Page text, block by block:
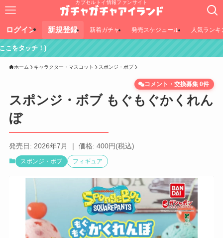
カプセルトイ情報ファンサイト
ログイン 新規登録 新着ガチャ 発売スケジュール 人気ランキ
ホーム キャラクター・マスコット スポンジ・ボブ
スポンジ・ボブ もぐもぐかくれん
ぼ
コメント・交換募集 0件
発売日: 2026年7月 ｜ 価格: 400円(税込)
スポンジ・ボブ フィギュア